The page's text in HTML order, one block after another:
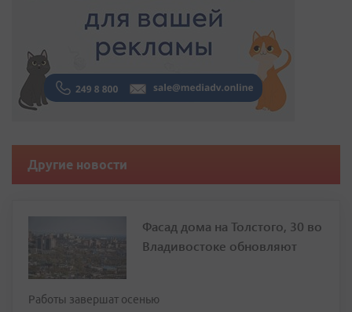
Другие новости
Фасад дома на Толстого, 30 во
Владивостоке обновляют
Работы завершат осенью